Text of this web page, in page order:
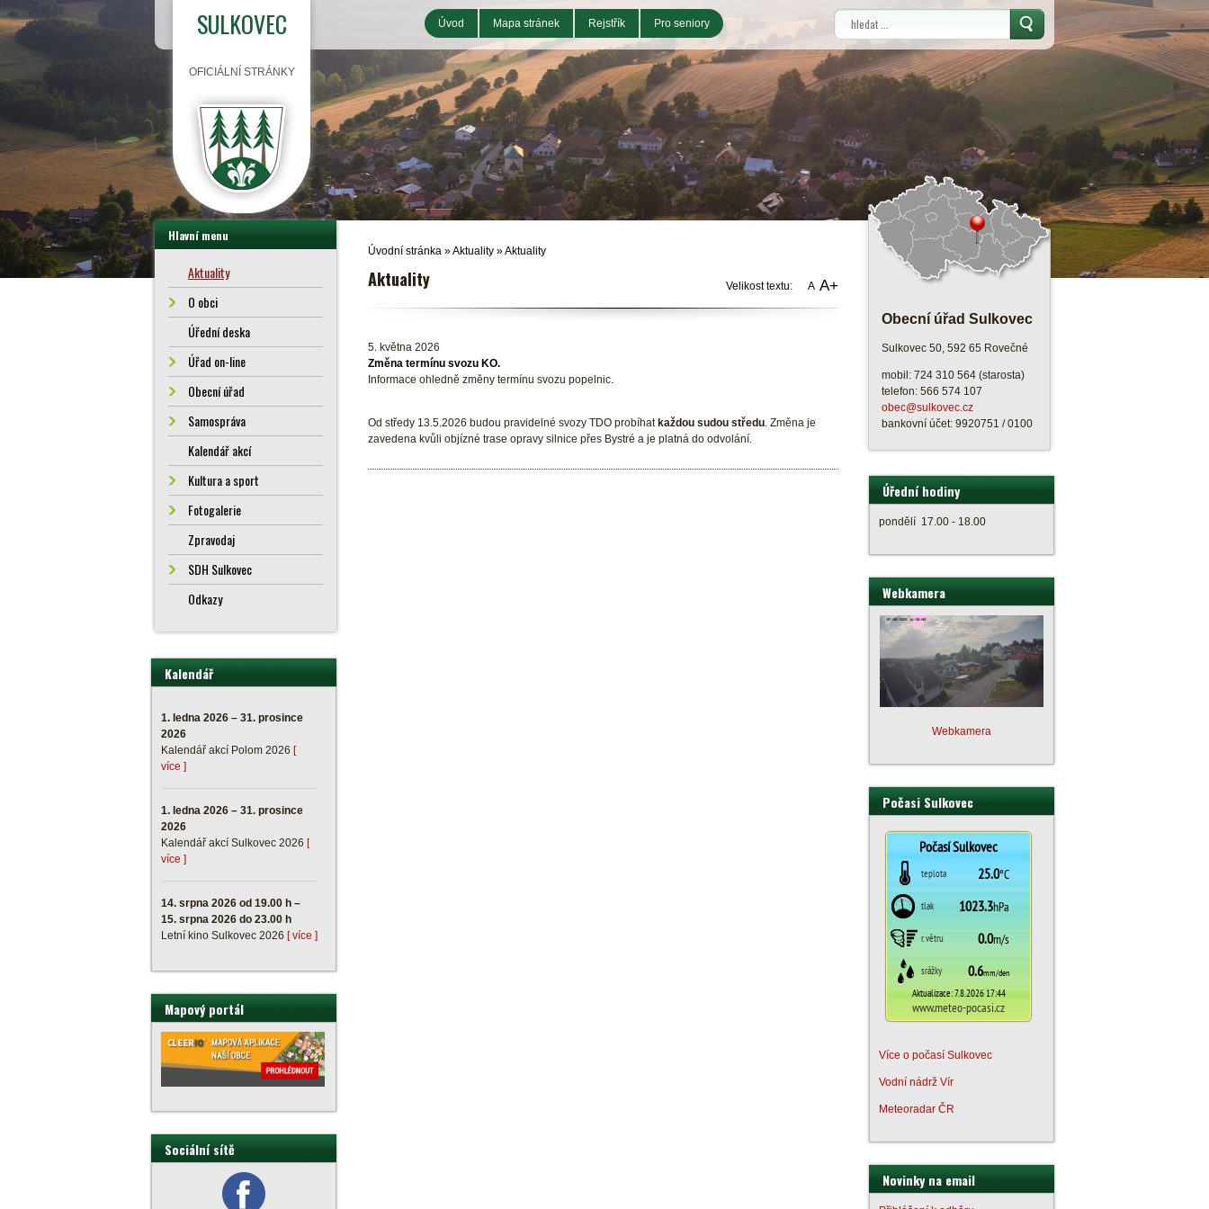
SULKOVEC
OFICIÁLNÍ STRÁNKY
Úvod Mapa stránek Rejstřík Pro seniory Vyhledávání
Úvodní stránka »Aktuality »Aktuality
Velikost textu: A A+
Aktuality
5. května 2026
Změna termínu svozu KO.
Informace ohledně změny termínu svozu popelnic.
Od středy 13.5.2026 budou pravidelné svozy TDO probíhat každou sudou středu. Změna je
zavedena kvůli objízné trase opravy silnice přes Bystré a je platná do odvolání.
Hlavní menu
Aktuality
O obci
Úřední deska
Úřad on-line
Obecní úřad
Samospráva
Kalendář akcí
Kultura a sport
Fotogalerie
Zpravodaj
SDH Sulkovec
Odkazy
Kalendář
1. ledna 2026 – 31. prosince
2026
Kalendář akcí Polom 2026 [
více ]
1. ledna 2026 – 31. prosince
2026
Kalendář akcí Sulkovec 2026 [
více ]
14. srpna 2026 od 19.00 h –
15. srpna 2026 do 23.00 h
Letní kino Sulkovec 2026 [ více ]
Mapový portál
Sociální sítě
Obecní úřad Sulkovec
Sulkovec 50, 592 65 Rovečné
mobil: 724 310 564 (starosta)
telefon: 566 574 107
obec@sulkovec.cz
bankovní účet: 9920751 / 0100
Úřední hodiny
pondělí 17.00 - 18.00
Webkamera
Webkamera
Počasi Sulkovec
Více o počasí Sulkovec
Vodní nádrž Vír
Meteoradar ČR
Novinky na email